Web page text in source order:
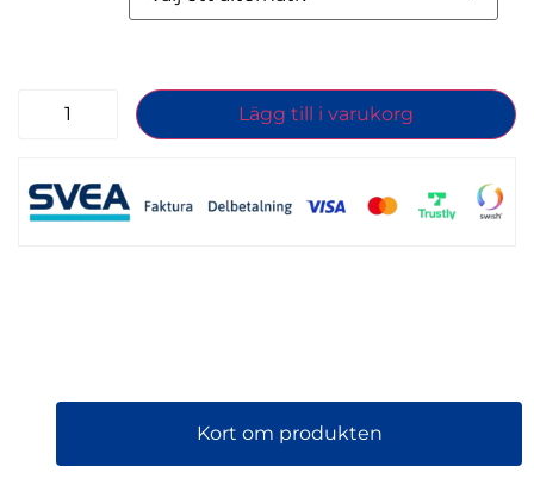
Lägg till i varukorg
Kort om produkten